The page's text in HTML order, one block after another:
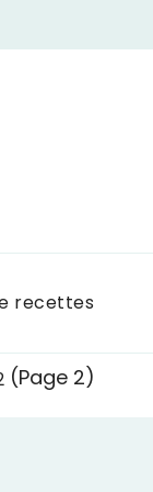
recettes
(Page 2)